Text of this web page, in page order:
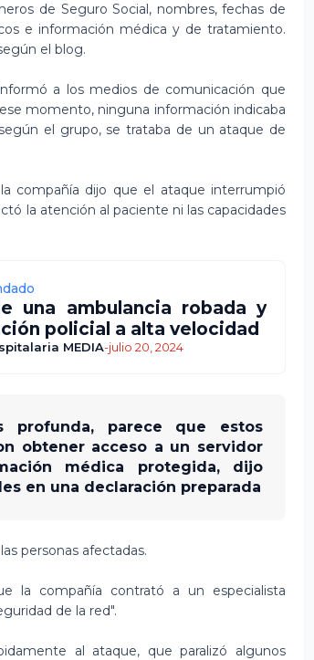
de Seguro Social, nombres, fechas de
e información médica y de tratamiento.
el blog.
a los medios de comunicación que
momento, ninguna información indicaba
el grupo, se trataba de un ataque de
compañía dijo que el ataque interrumpió
la atención al paciente ni las capacidades
una ambulancia robada y
policial a alta velocidad
MEDIA-julio 20, 2024
profunda, parece que estos
obtener acceso a un servidor
médica protegida, dijo
en una declaración preparada
personas afectadas.
la compañía contrató a un especialista
de la red".
al ataque, que paralizó algunos